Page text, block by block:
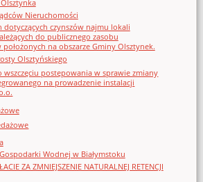
Nieruchomości
dotyczących czynszów najmu lokali
do publicznego zasobu
na obszarze Gminy Olsztynek.
Olsztyńskiego
wszczęciu postępowania w sprawie zmiany
na prowadzenie instalacji
Wodnej w Białymstoku
ZA ZMNIEJSZENIE NATURALNEJ RETENCJI